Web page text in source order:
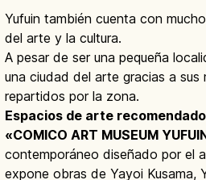
Yufuin también cuenta con
del arte y la cultura.
A pesar de ser una pequeña
una ciudad del arte gracias a sus
repartidos por la zona.
Espacios de arte
«COMICO ART MUSEUM
contemporáneo diseñado por el
expone obras de Yayoi Kusama,